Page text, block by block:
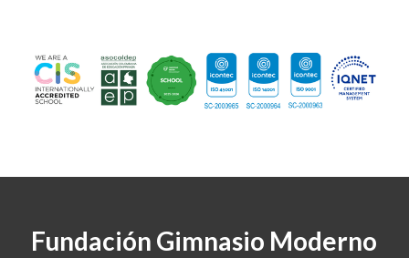
Fundación Gimnasio Moderno